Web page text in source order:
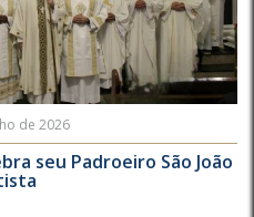
de 2026
seu Padroeiro São João